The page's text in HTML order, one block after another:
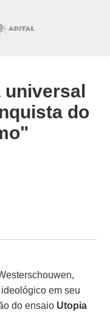
universal
do
em seu
do ensaio Utopia